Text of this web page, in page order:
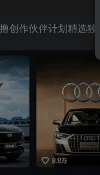
创作伙伴计划精选